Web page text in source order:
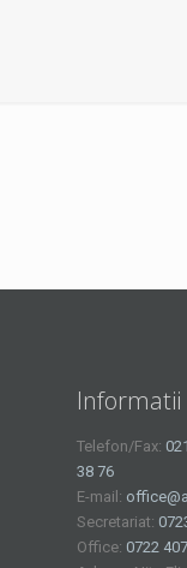
Telefon/Fax:
38 76
E-mail:
Secretariat:
Office: 0722